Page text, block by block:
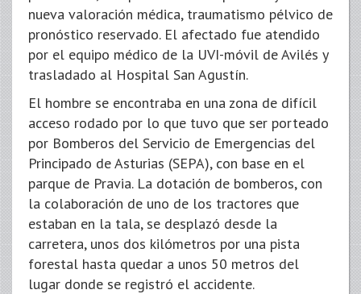
nueva valoración médica, traumatismo pélvico de
pronóstico reservado. El afectado fue atendido
por el equipo médico de la UVI-móvil de Avilés y
trasladado al Hospital San Agustín.
El hombre se encontraba en una zona de difícil
acceso rodado por lo que tuvo que ser porteado
por Bomberos del Servicio de Emergencias del
Principado de Asturias (SEPA), con base en el
parque de Pravia. La dotación de bomberos, con
la colaboración de uno de los tractores que
estaban en la tala, se desplazó desde la
carretera, unos dos kilómetros por una pista
forestal hasta quedar a unos 50 metros del
lugar donde se registró el accidente.